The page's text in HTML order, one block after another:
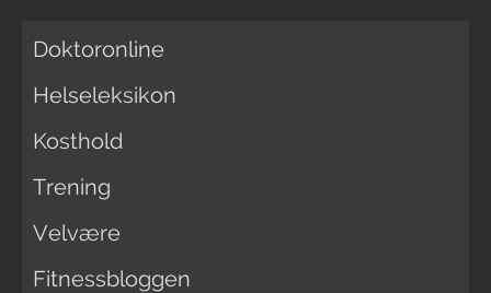
Doktoronline
Helseleksikon
Kosthold
Trening
Velvære
Fitnessbloggen